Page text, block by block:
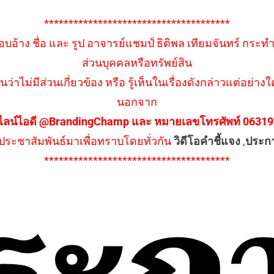
**************************************
าง ชื่อ และ รูป อาจารย์แชมป์ ธิติพล เทียมจันทร์ กระท
ส่วนบุคคลหรือทรัพย์สิน
าไม่มีส่วนเกี่ยวข้อง หรือ รู้เห็นในเรื่องดังกล่าวแต่อย่า
นอกจาก
น์ไอดี @BrandingChamp และ หมายเลขโทรศัพท์
ระชาสัมพันธ์มาเพื่อทราบโดยทั่วกันวิดีโอคำชี้แจง,ประก
**************************************